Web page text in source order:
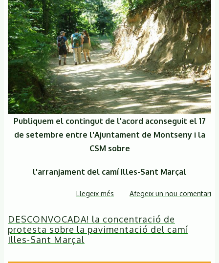
Publiquem el contingut de l'acord aconseguit el 17
de setembre entre l'Ajuntament de Montseny i la
CSM sobre
l'arranjament del camí Illes-Sant Marçal
Llegeix més sobre
de
camí
Afegeix un nou comentari
DESCONVOCADA! la concentració de
protesta sobre la pavimentació del camí
Illes-Sant Marçal